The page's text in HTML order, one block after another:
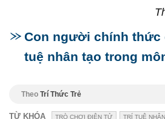
Con người chính thức
tuệ nhân tạo trong
Theo Trí Thức Trẻ
TỪ KHÓA TRÒ CHƠI ĐIỆN TỬ TRÍ TUỆ